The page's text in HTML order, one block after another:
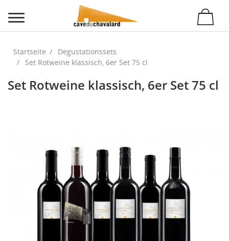
Startseite
Degustationssets
Set Rotweine klassisch, 6er Set 75 cl
Set Rotweine klassisch, 6er Set 75 cl